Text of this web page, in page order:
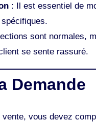
: Il est essentiel de
sont normales,
se sente rassuré.
Demande
vous devez